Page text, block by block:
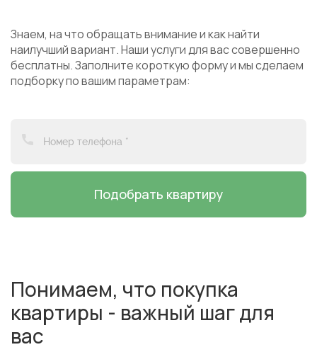
Знаем, на что обращать внимание и как найти
наилучший вариант. Наши услуги для вас совершенно
бесплатны. Заполните короткую форму и мы сделаем
подборку по вашим параметрам:
Подобрать квартиру
Понимаем, что покупка
квартиры - важный шаг для
вас